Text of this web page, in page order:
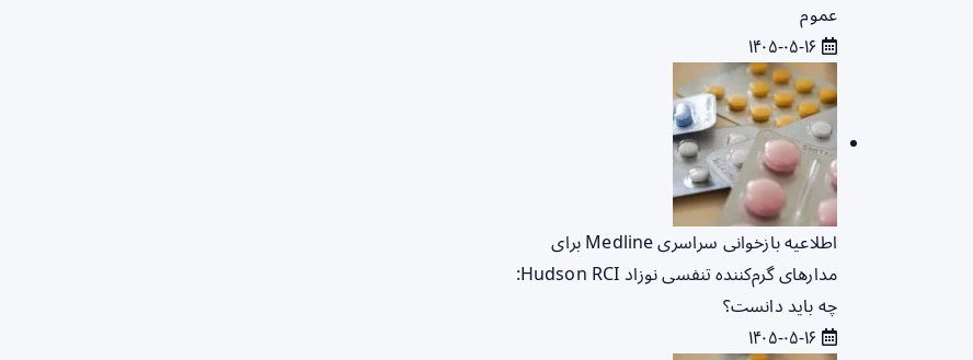
عموم
اطلاعیه بازخوانی سراسری Medline برای
مدارهای گرم‌کننده تنفسی نوزاد Hudson RCI:
چه باید دانست؟